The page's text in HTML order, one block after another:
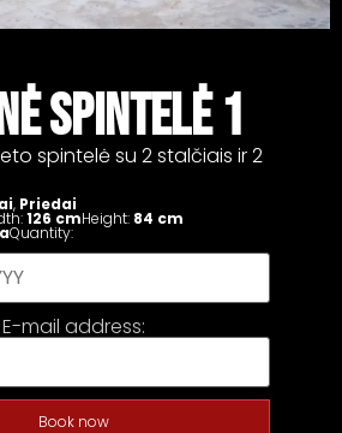
SPINTELĖ 1
spintelė su 2 stalčiais ir 2
, Priedai
126 cmHeight: 84 cm
Quantity:
E-mail address:
Book now